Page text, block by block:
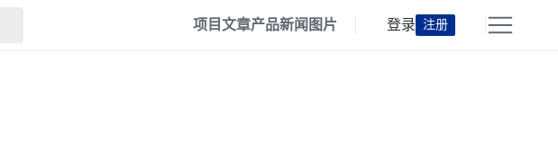
项目文章产品新闻 图片 登录 注册